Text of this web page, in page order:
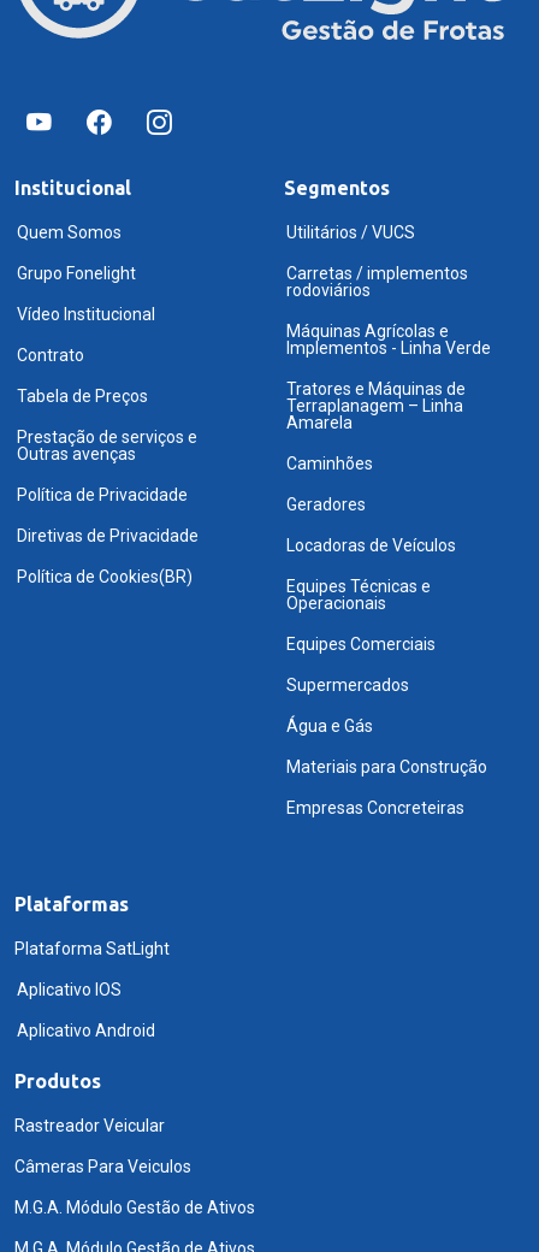
Institucional
Quem Somos
Grupo Fonelight
Vídeo Institucional
Contrato
Tabela de Preços
Prestação de serviços e
Outras avenças
Política de Privacidade
Diretivas de Privacidade
Política de Cookies(BR)
Segmentos
Utilitários / VUCS
Carretas / implementos
rodoviários
Máquinas Agrícolas e
Implementos - Linha Verde
Tratores e Máquinas de
Terraplanagem – Linha
Amarela
Caminhões
Geradores
Locadoras de Veículos
Equipes Técnicas e
Operacionais
Equipes Comerciais
Supermercados
Água e Gás
Materiais para Construção
Empresas Concreteiras
Plataformas
Plataforma SatLight
Aplicativo IOS
Aplicativo Android
Produtos
Rastreador Veicular
Câmeras Para Veiculos
M.G.A. Módulo Gestão de Ativos